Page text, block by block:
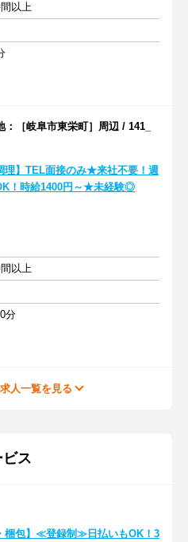
以上
［岐阜市東栄町］周辺 / 141_
理】TEL面接のみ★来社不要！週
！時給1400円～★未経験◎
以上
分
人一覧を見る
ス
梱包】≪登録制≫日払いもOK！3